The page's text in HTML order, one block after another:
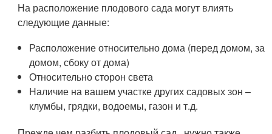
На расположение плодового сада могут влиять
следующие данные:
Расположение относительно дома (перед домом, за
домом, сбоку от дома)
Относительно сторон света
Наличие на вашем участке других садовых зон –
клумбы, грядки, водоемы, газон и т.д.